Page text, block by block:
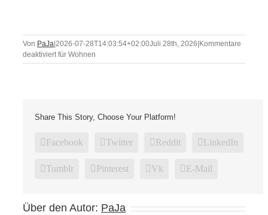
Von PaJa 2026-07-28T14:03:54+02:00Juli 28th, 2026 Kommentare
deaktiviertfür Wohnen
Share This Story, Choose Your Platform!
Facebook Twitter Reddit LinkedIn
Tumblr Pinterest Vk E-Mail
Über den Autor: PaJa